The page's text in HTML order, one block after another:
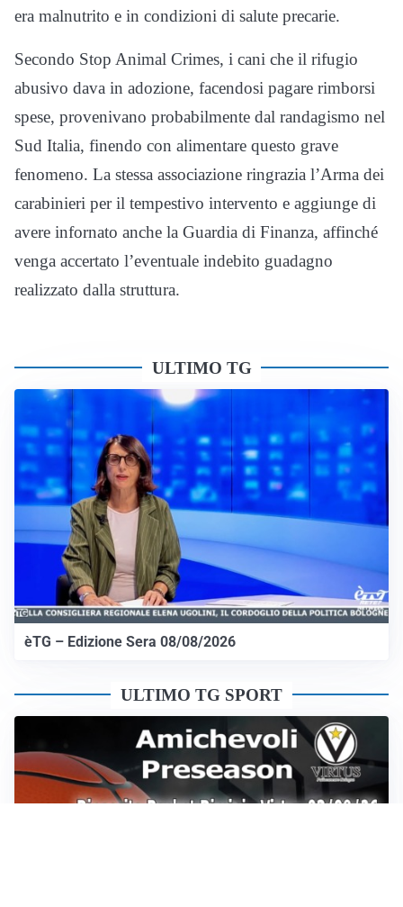
era malnutrito e in condizioni di salute precarie.
Secondo Stop Animal Crimes, i cani che il rifugio
abusivo dava in adozione, facendosi pagare rimborsi
spese, provenivano probabilmente dal randagismo nel
Sud Italia, finendo con alimentare questo grave
fenomeno. La stessa associazione ringrazia l’Arma dei
carabinieri per il tempestivo intervento e aggiunge di
avere infornato anche la Guardia di Finanza, affinché
venga accertato l’eventuale indebito guadagno
realizzato dalla struttura.
ULTIMO TG
èTG – Edizione Sera 08/08/2026
ULTIMO TG SPORT